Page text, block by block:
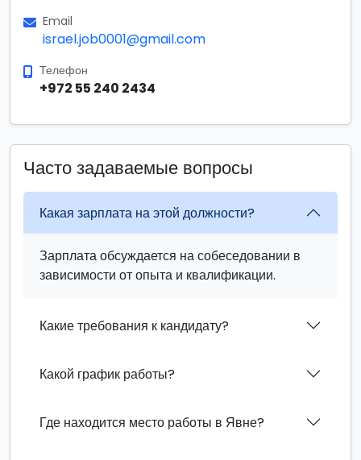
Email
israel.job0001@gmail.com
Телефон
+972 55 240 2434
Часто задаваемые вопросы
Какая зарплата на этой должности?
Зарплата обсуждается на собеседовании в
зависимости от опыта и квалификации.
Какие требования к кандидату?
Какой график работы?
Где находится место работы в Явне?